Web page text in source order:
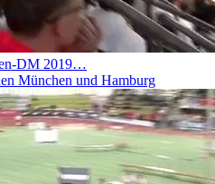
DM 2019…
München und Hamburg